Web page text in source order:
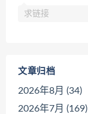
求链接
文章归档
2026年8月 (34)
2026年7月 (169)